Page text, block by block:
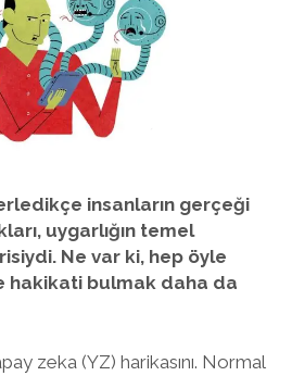
EDEMEDIM
/ NEWS
twitterfacebookinstagram
insanların gerçeği
uygarlığın temel
Ne var ki, hep öyle
hakikati bulmak daha da
zeka (YZ) harikasını. Normal